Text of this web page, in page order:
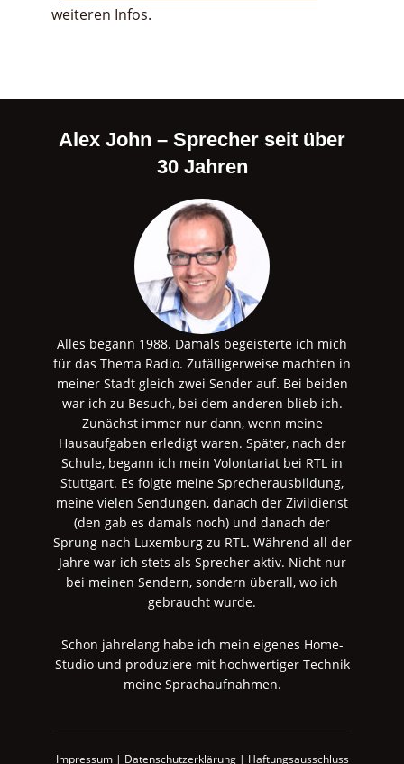
weiteren Infos.
Alex John – Sprecher seit über
30 Jahren
Alles begann 1988. Damals begeisterte ich mich
für das Thema Radio. Zufälligerweise machten in
meiner Stadt gleich zwei Sender auf. Bei beiden
war ich zu Besuch, bei dem anderen blieb ich.
Zunächst immer nur dann, wenn meine
Hausaufgaben erledigt waren. Später, nach der
Schule, begann ich mein Volontariat bei RTL in
Stuttgart. Es folgte meine Sprecherausbildung,
meine vielen Sendungen, danach der Zivildienst
(den gab es damals noch) und danach der
Sprung nach Luxemburg zu RTL. Während all der
Jahre war ich stets als Sprecher aktiv. Nicht nur
bei meinen Sendern, sondern überall, wo ich
gebraucht wurde.
Schon jahrelang habe ich mein eigenes Home-
Studio und produziere mit hochwertiger Technik
meine Sprachaufnahmen.
Impressum| Datenschutzerklärung| Haftungsausschluss